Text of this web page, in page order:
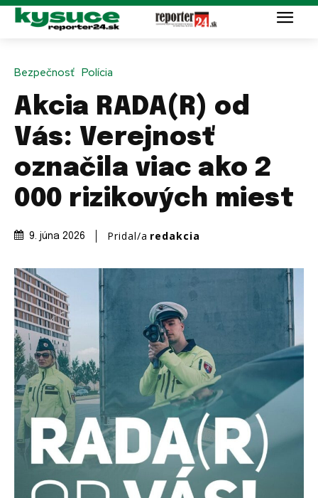
Bezpečnosť Polícia
Akcia RADA(R) od
Vás: Verejnosť
označila viac ako 2
000 rizikových miest
9. júna 2026 Pridal/a redakcia